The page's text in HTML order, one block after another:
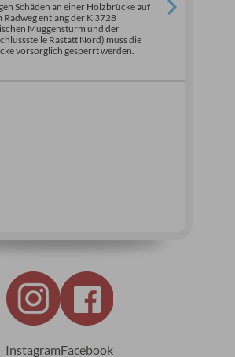
Schäden an einer Holzbrücke auf
Radweg entlang der K 3728
Muggensturm und der
Rastatt Nord) muss die
vorsorglich gesperrt werden.
InstagramFacebook